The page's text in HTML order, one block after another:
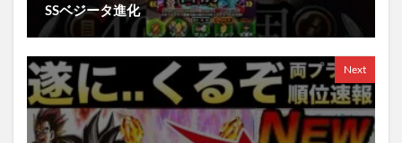
SSベジータ進化
Next